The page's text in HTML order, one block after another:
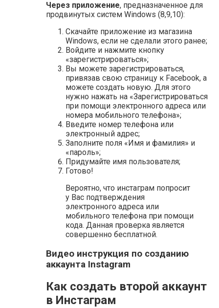
Через приложение, предназначенное для
продвинутых систем Windows (8,9,10):
Скачайте приложение из магазина
Windows, если не сделали этого ранее;
Войдите и нажмите кнопку
«зарегистрироваться»;
Вы можете зарегистрироваться,
привязав свою страницу к Facebook, а
можете создать новую. Для этого
нужно нажать на «Зарегистрироваться
при помощи электронного адреса или
номера мобильного телефона»;
Введите номер телефона или
электронный адрес;
Заполните поля «Имя и фамилия» и
«пароль»;
Придумайте имя пользователя;
Готово!
Вероятно, что инстаграм попросит
у Вас подтверждения
электронного адреса или
мобильного телефона при помощи
кода. Данная проверка является
совершенно бесплатной.
Видео инструкция по созданию
аккаунта Instagram
Как создать второй аккаунт
в Инстаграм